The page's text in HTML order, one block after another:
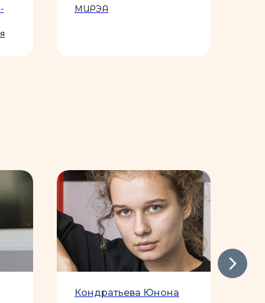
МИРЭА
Кондратьева Юнона